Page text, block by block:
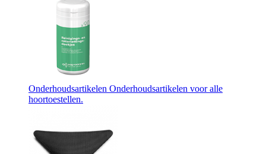
Onderhoudsartikelen Onderhoudsartikelen voor alle
hoortoestellen.